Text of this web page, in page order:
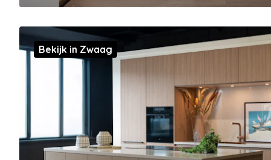
Bekijk in Zwaag